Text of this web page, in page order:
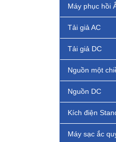
Máy phục hồi
Tải giả AC
Tải giả DC
Nguồn một
Nguồn DC
Kích điện
Máy sạc ắc